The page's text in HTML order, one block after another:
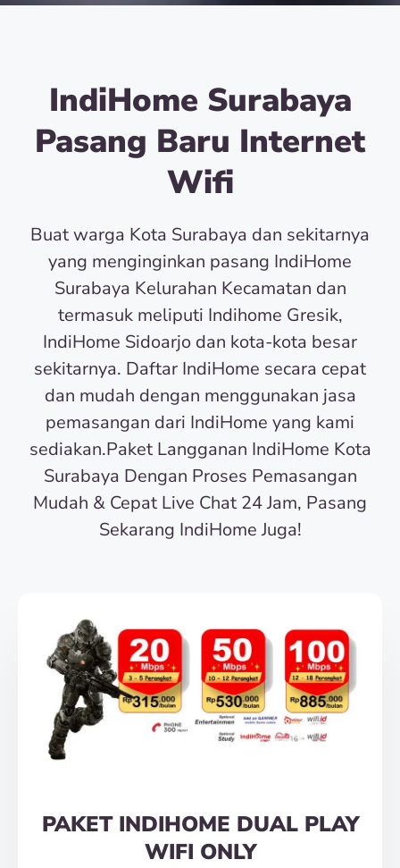
IndiHome Surabaya
Pasang Baru Internet
Wifi
Buat warga Kota Surabaya dan sekitarnya
yang menginginkan pasang IndiHome
Surabaya Kelurahan Kecamatan dan
termasuk meliputi Indihome Gresik,
IndiHome Sidoarjo dan kota-kota besar
sekitarnya. Daftar IndiHome secara cepat
dan mudah dengan menggunakan jasa
pemasangan dari IndiHome yang kami
sediakan.Paket Langganan IndiHome Kota
Surabaya Dengan Proses Pemasangan
Mudah & Cepat Live Chat 24 Jam, Pasang
Sekarang IndiHome Juga!
PAKET INDIHOME DUAL PLAY
WIFI ONLY